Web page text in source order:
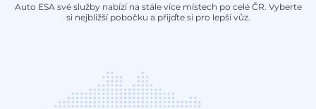
Auto ESA své služby nabízí na stále více místech po celé ČR. Vyberte
si nejbližší pobočku a přijďte si pro lepší vůz.